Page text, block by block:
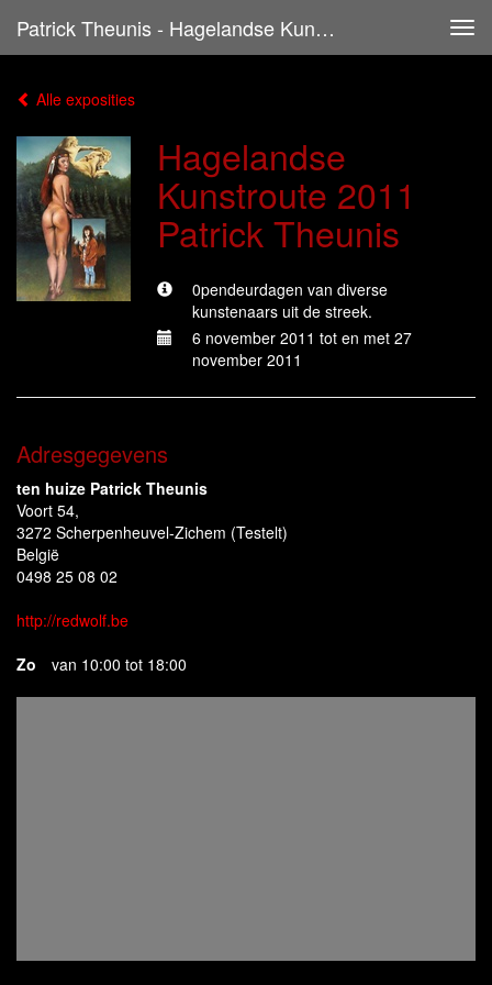
Patrick Theunis - Hagelandse Kunstroute 2011 Patrick Theunis
Alle exposities
Hagelandse
Kunstroute 2011
Patrick Theunis
0pendeurdagen van diverse
kunstenaars uit de streek.
6 november 2011 tot en met 27
november 2011
Adresgegevens
ten huize Patrick Theunis
Voort 54,
3272 Scherpenheuvel-Zichem (Testelt)
België
0498 25 08 02
http://redwolf.be
Zo
van 10:00 tot 18:00